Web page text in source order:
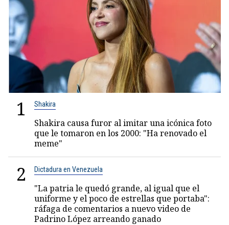
1 Shakira
Shakira causa furor al imitar una icónica foto
que le tomaron en los 2000: "Ha renovado el
meme"
2 Dictadura en Venezuela
"La patria le quedó grande, al igual que el
uniforme y el poco de estrellas que portaba":
ráfaga de comentarios a nuevo video de
Padrino López arreando ganado